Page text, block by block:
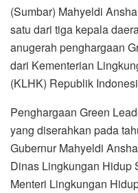
(Sumbar) Mahyeldi
satu dari tiga kepala
anugerah penghargaan
dari Kementerian
(KLHK) Republik
Penghargaan Green
yang diserahkan pada
Gubernur Mahyeldi
Dinas Lingkungan Hidup
Menteri Lingkungan